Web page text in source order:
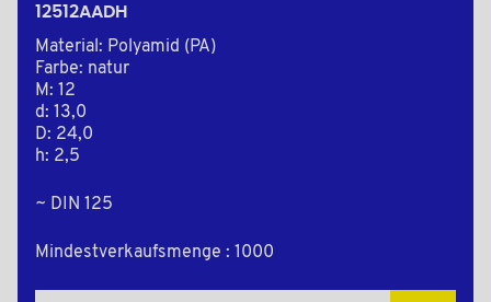
12512AADH
Material: Polyamid (PA)
Farbe: natur
M: 12
d: 13,0
D: 24,0
h: 2,5
~ DIN 125
Mindestverkaufsmenge : 1000